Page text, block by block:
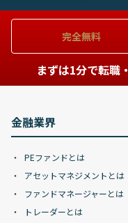
完全無料
まずは1分で転職
金融業界
PEファンドとは
アセットマネジメントとは
ファンドマネージャーとは
トレーダーとは